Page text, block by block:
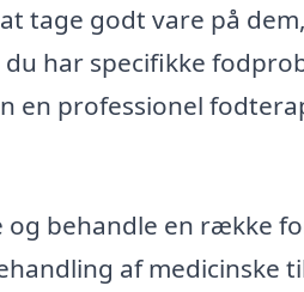
tage godt vare på
har specifikke
en professionel
behandle en række
af medicinske